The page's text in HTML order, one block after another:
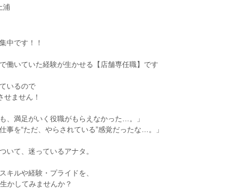
浦
中です！！
働いていた経験が生かせる【店舗専任職】です
いるので
せません！
、満足がいく役職がもらえなかった…。」
事を“ただ、やらされている”感覚だったな…。」
いて、迷っているアナタ。
キルや経験・プライドを、
かしてみませんか？